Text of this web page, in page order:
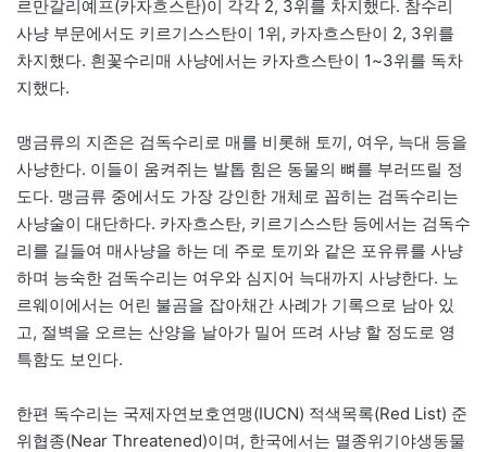
르만갈리예프(카자흐스탄)이 각각 2, 3위를 차지했다. 참수리
사냥 부문에서도 키르기스스탄이 1위, 카자흐스탄이 2, 3위를
차지했다. 흰꽃수리매 사냥에서는 카자흐스탄이 1~3위를 독차
지했다.
맹금류의 지존은 검독수리로 매를 비롯해 토끼, 여우, 늑대 등을
사냥한다. 이들이 움켜쥐는 발톱 힘은 동물의 뼈를 부러뜨릴 정
도다. 맹금류 중에서도 가장 강인한 개체로 꼽히는 검독수리는
사냥술이 대단하다. 카자흐스탄, 키르기스스탄 등에서는 검독수
리를 길들여 매사냥을 하는 데 주로 토끼와 같은 포유류를 사냥
하며 능숙한 검독수리는 여우와 심지어 늑대까지 사냥한다. 노
르웨이에서는 어린 불곰을 잡아채간 사례가 기록으로 남아 있
고, 절벽을 오르는 산양을 날아가 밀어 뜨려 사냥 할 정도로 영
특함도 보인다.
한편 독수리는 국제자연보호연맹(IUCN) 적색목록(Red List) 준
위협종(Near Threatened)이며, 한국에서는 멸종위기야생동물